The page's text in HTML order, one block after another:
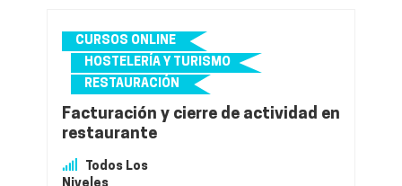
CURSOS ONLINE
HOSTELERÍA Y TURISMO
RESTAURACIÓN
Facturación y cierre de actividad en
restaurante
Todos Los